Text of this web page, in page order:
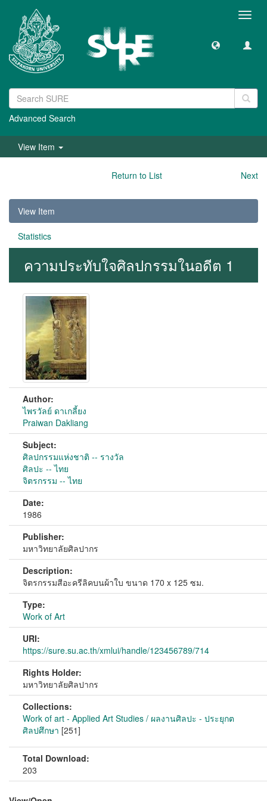
Advanced Search
View Item
Return to List Next
View Item
Statistics
ความประทับใจศิลปกรรมในอดีต 1
Author:
ไพรวัลย์ ดาเกลี้ยง
Praiwan Dakliang
Subject:
ศิลปกรรมแห่งชาติ -- รางวัล
ศิลปะ -- ไทย
จิตรกรรม -- ไทย
Date:
1986
Publisher:
มหาวิทยาลัยศิลปากร
Description:
จิตรกรรมสีอะครีลิคบนผ้าใบ ขนาด 170 x 125 ซม.
Type:
Work of Art
URI:
https://sure.su.ac.th/xmlui/handle/123456789/714
Rights Holder:
มหาวิทยาลัยศิลปากร
Collections:
Work of art - Applied Art Studies / ผลงานศิลปะ - ประยุกต
ศิลปศึกษา [251]
Total Download:
203